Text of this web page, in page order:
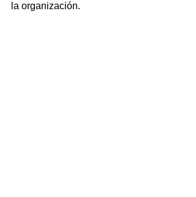
la organización.